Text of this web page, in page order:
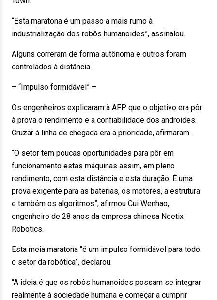
“Esta maratona é um passo a mais rumo à
industrialização dos robôs humanoides”, assinalou.
Alguns correram de forma autônoma e outros foram
controlados à distância.
– “Impulso formidável” –
Os engenheiros explicaram à AFP que o objetivo era pôr
à prova o rendimento e a confiabilidade dos androides.
Cruzar à linha de chegada era a prioridade, afirmaram.
“O setor tem poucas oportunidades para pôr em
funcionamento estas máquinas assim, em pleno
rendimento, com esta distância e esta duração. É uma
prova exigente para as baterias, os motores, a estrutura
e também os algoritmos”, afirmou Cui Wenhao,
engenheiro de 28 anos da empresa chinesa Noetix
Robotics.
Esta meia maratona “é um impulso formidável para todo
o setor da robótica”, declarou.
“A ideia é que os robôs humanoides possam se integrar
realmente à sociedade humana e começar a cumprir